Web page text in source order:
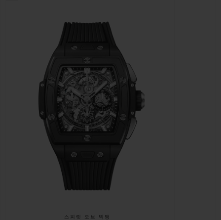
스피릿 오브 빅뱅